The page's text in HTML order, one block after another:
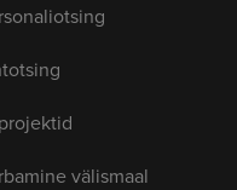
välismaal